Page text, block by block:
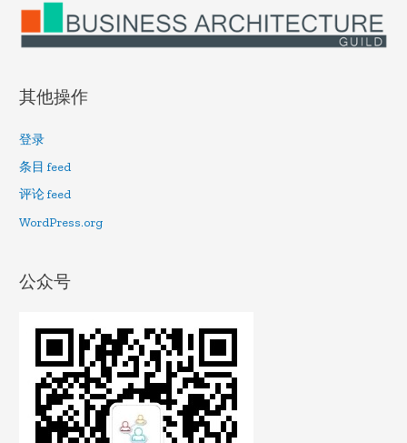
其他操作
登录
条目 feed
评论 feed
WordPress.org
公众号